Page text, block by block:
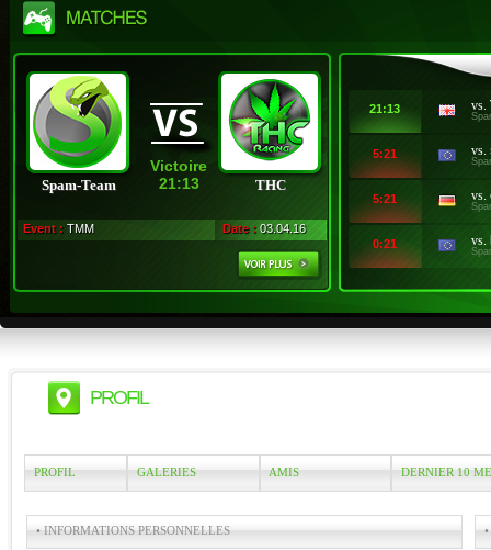
Spam-Team
Victoire
21:13
THC
Event : TMM Date : 03.04.16
21:13 vs.
5:21 vs.
5:21 vs.
0:21 vs.
PROFIL
PROFIL GALERIES AMIS DERNIER 10
• INFORMATIONS PERSONNELLES •